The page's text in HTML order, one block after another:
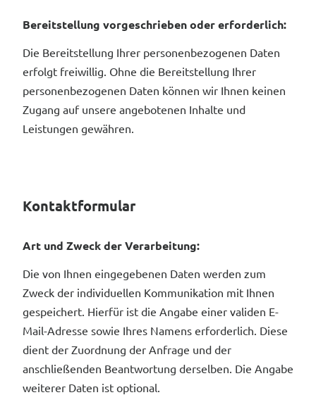
Bereitstellung vorgeschrieben oder erforderlich:
Die Bereitstellung Ihrer personenbezogenen Daten
erfolgt freiwillig. Ohne die Bereitstellung Ihrer
personenbezogenen Daten können wir Ihnen keinen
Zugang auf unsere angebotenen Inhalte und
Leistungen gewähren.
Kontaktformular
Art und Zweck der Verarbeitung:
Die von Ihnen eingegebenen Daten werden zum
Zweck der individuellen Kommunikation mit Ihnen
gespeichert. Hierfür ist die Angabe einer validen E-
Mail-Adresse sowie Ihres Namens erforderlich. Diese
dient der Zuordnung der Anfrage und der
anschließenden Beantwortung derselben. Die Angabe
weiterer Daten ist optional.